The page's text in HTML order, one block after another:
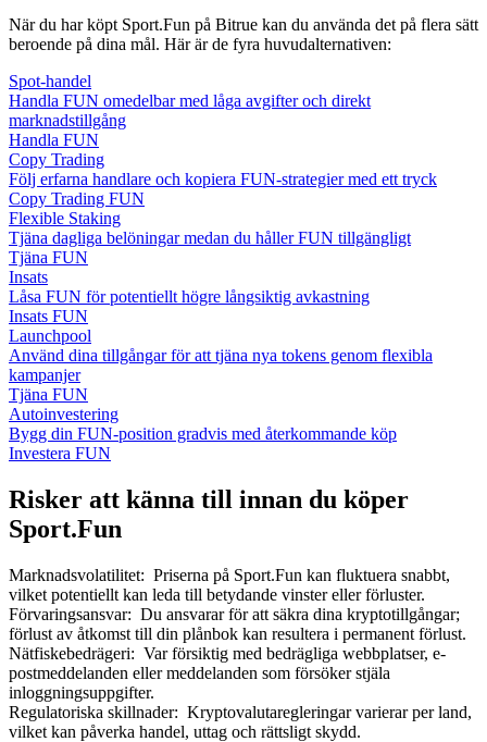
När du har köpt Sport.Fun på Bitrue kan du använda det på flera sätt
beroende på dina mål. Här är de fyra huvudalternativen:
Spot-handel
Handla FUN omedelbar med låga avgifter och direkt
marknadstillgång
Handla FUN
Copy Trading
Följ erfarna handlare och kopiera FUN-strategier med ett tryck
Copy Trading FUN
Flexible Staking
Tjäna dagliga belöningar medan du håller FUN tillgängligt
Tjäna FUN
Insats
Låsa FUN för potentiellt högre långsiktig avkastning
Insats FUN
Launchpool
Använd dina tillgångar för att tjäna nya tokens genom flexibla
kampanjer
Tjäna FUN
Autoinvestering
Bygg din FUN-position gradvis med återkommande köp
Investera FUN
Risker att känna till innan du köper
Sport.Fun
Marknadsvolatilitet: Priserna på Sport.Fun kan fluktuera snabbt,
vilket potentiellt kan leda till betydande vinster eller förluster.
Förvaringsansvar: Du ansvarar för att säkra dina kryptotillgångar;
förlust av åtkomst till din plånbok kan resultera i permanent förlust.
Nätfiskebedrägeri: Var försiktig med bedrägliga webbplatser, e-
postmeddelanden eller meddelanden som försöker stjäla
inloggningsuppgifter.
Regulatoriska skillnader: Kryptovalutaregleringar varierar per land,
vilket kan påverka handel, uttag och rättsligt skydd.